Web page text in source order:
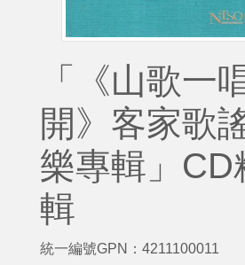
「《山歌一
開》客家歌
樂專輯」CD
輯
統一編號GPN：4211100011